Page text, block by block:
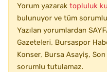
Yorum yazarak topluluk
bulunuyor ve tüm
Yazılan yorumlardan
Gazeteleri, Bursaspor
Konser, Bursa Asayiş,
sorumlu tutulamaz.